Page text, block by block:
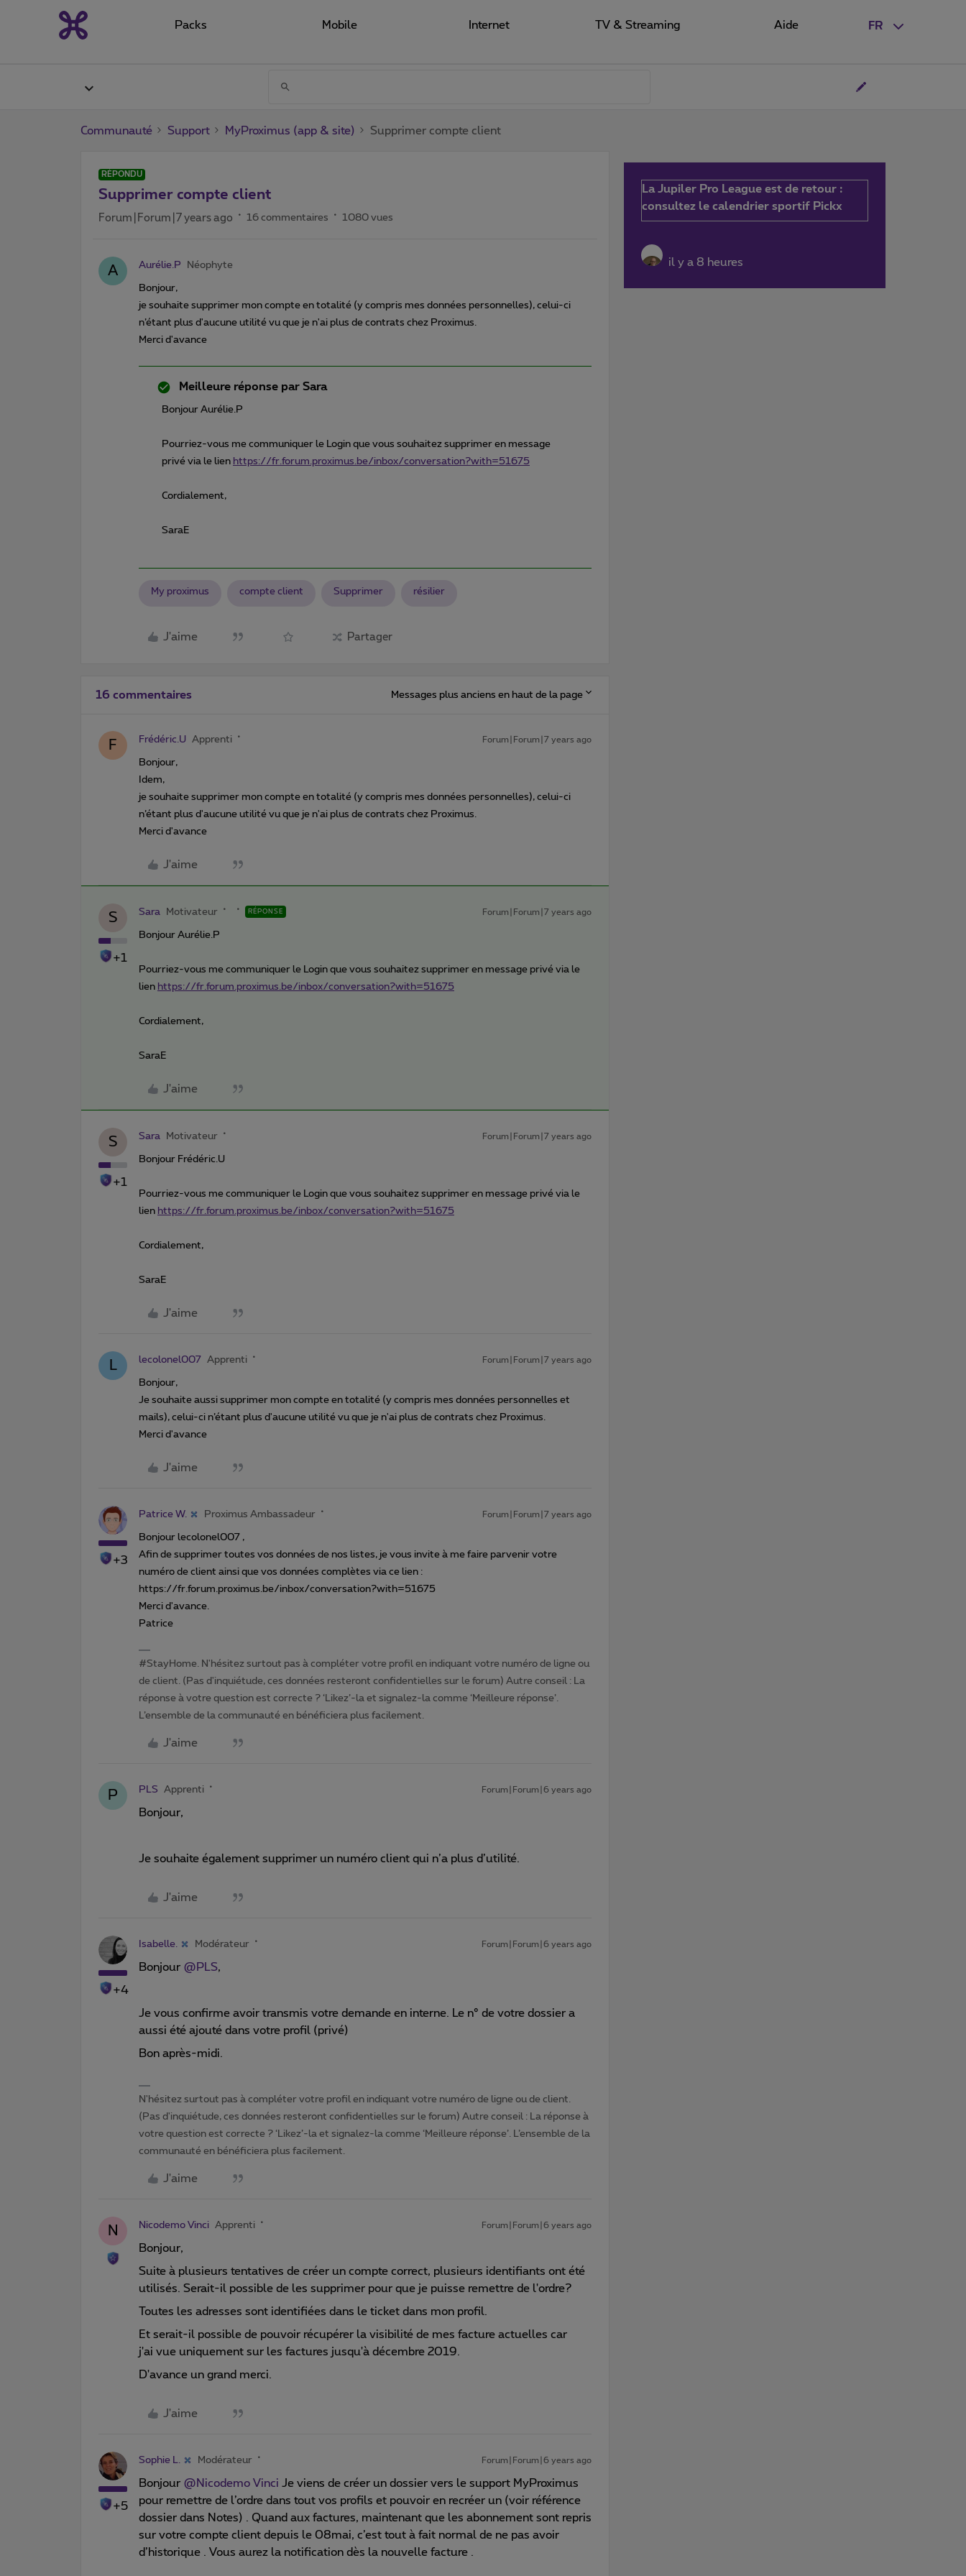
FR
Packs Mobile Internet TV & Streaming Aide
Communauté Support MyProximus (app & site) Supprimer compte client
RÉPONDU
Supprimer compte client
Forum|Forum|7 years ago 16 commentaires 1080 vues
A Aurélie.P Néophyte
Bonjour,
je souhaite supprimer mon compte en totalité (y compris mes données personnelles), celui-ci
n’étant plus d'aucune utilité vu que je n'ai plus de contrats chez Proximus.
Merci d'avance
Meilleure réponse par Sara
Bonjour Aurélie.P
Pourriez-vous me communiquer le Login que vous souhaitez supprimer en message
privé via le lien https://fr.forum.proximus.be/inbox/conversation?with=51675
Cordialement,
SaraE
My proximus compte client Supprimer résilier
J'aime Partager
16 commentaires Messages plus anciens en haut de la page
F Frédéric.U Apprenti Forum|Forum|7 years ago
Bonjour,
Idem,
je souhaite supprimer mon compte en totalité (y compris mes données personnelles), celui-ci
n’étant plus d'aucune utilité vu que je n'ai plus de contrats chez Proximus.
Merci d'avance
J'aime
S
+1
Sara Motivateur RÉPONSE Forum|Forum|7 years ago
Bonjour Aurélie.P
Pourriez-vous me communiquer le Login que vous souhaitez supprimer en message privé via le
lien https://fr.forum.proximus.be/inbox/conversation?with=51675
Cordialement,
SaraE
J'aime
S
+1
Sara Motivateur Forum|Forum|7 years ago
Bonjour Frédéric.U
Pourriez-vous me communiquer le Login que vous souhaitez supprimer en message privé via le
lien https://fr.forum.proximus.be/inbox/conversation?with=51675
Cordialement,
SaraE
J'aime
L lecolonel007 Apprenti Forum|Forum|7 years ago
Bonjour,
Je souhaite aussi supprimer mon compte en totalité (y compris mes données personnelles et
mails), celui-ci n’étant plus d'aucune utilité vu que je n'ai plus de contrats chez Proximus.
Merci d'avance
J'aime
+3
Patrice W. Proximus Ambassadeur Forum|Forum|7 years ago
Bonjour lecolonel007 ,
Afin de supprimer toutes vos données de nos listes, je vous invite à me faire parvenir votre
numéro de client ainsi que vos données complètes via ce lien :
https://fr.forum.proximus.be/inbox/conversation?with=51675
Merci d'avance.
Patrice
#StayHome. N'hésitez surtout pas à compléter votre profil en indiquant votre numéro de ligne ou
de client. (Pas d'inquiétude, ces données resteront confidentielles sur le forum) Autre conseil : La
réponse à votre question est correcte ? ‘Likez’-la et signalez-la comme ‘Meilleure réponse’.
L’ensemble de la communauté en bénéficiera plus facilement.
J'aime
P PLS Apprenti Forum|Forum|6 years ago
Bonjour,
Je souhaite également supprimer un numéro client qui n’a plus d’utilité.
J'aime
+4
Isabelle. Modérateur Forum|Forum|6 years ago
Bonjour @PLS,
Je vous confirme avoir transmis votre demande en interne. Le n° de votre dossier a
aussi été ajouté dans votre profil (privé)
Bon après-midi.
N'hésitez surtout pas à compléter votre profil en indiquant votre numéro de ligne ou de client.
(Pas d'inquiétude, ces données resteront confidentielles sur le forum) Autre conseil : La réponse à
votre question est correcte ? ‘Likez’-la et signalez-la comme ‘Meilleure réponse’. L’ensemble de la
communauté en bénéficiera plus facilement.
J'aime
N Nicodemo Vinci Apprenti Forum|Forum|6 years ago
Bonjour,
Suite à plusieurs tentatives de créer un compte correct, plusieurs identifiants ont été
utilisés. Serait-il possible de les supprimer pour que je puisse remettre de l'ordre?
Toutes les adresses sont identifiées dans le ticket dans mon profil.
Et serait-il possible de pouvoir récupérer la visibilité de mes facture actuelles car
j'ai vue uniquement sur les factures jusqu'à décembre 2019.
D'avance un grand merci.
J'aime
+5
Sophie L. Modérateur Forum|Forum|6 years ago
Bonjour @Nicodemo Vinci Je viens de créer un dossier vers le support MyProximus
pour remettre de l’ordre dans tout vos profils et pouvoir en recréer un (voir référence
dossier dans Notes) . Quand aux factures, maintenant que les abonnement sont repris
sur votre compte client depuis le 08mai, c’est tout à fait normal de ne pas avoir
d’historique . Vous aurez la notification dès la nouvelle facture .
La Jupiler Pro League est de retour :
consultez le calendrier sportif Pickx
il y a 8 heures